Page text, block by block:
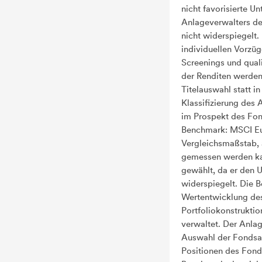
nicht favorisierte
Anlageverwalters
nicht widerspiegelt.
individuellen
Screenings und
der Renditen
Titelauswahl statt
Klassifizierung des
im Prospekt des
Benchmark: MSCI
gemessen werden
gewählt, da er den
widerspiegelt. Die
Wertentwicklung
verwaltet. Der
Auswahl der
Positionen des